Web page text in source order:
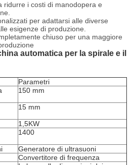
ridurre i costi di manodopera e
per adattarsi alle diverse
esigenze di produzione.
chiuso per una maggiore
automatica per la spirale e il
Parametri
150 mm
15 mm
1,5KW
1400
Generatore di ultrasuoni
Convertitore di frequenza